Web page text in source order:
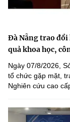
Đà Nẵng trao
quả khoa học,
Ngày 07/8/2026,
tổ chức gặp mặt,
Nghiên cứu cao